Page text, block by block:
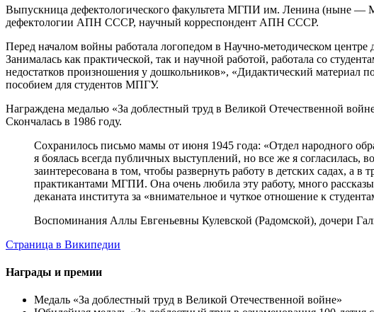
Выпускница дефектологического факультета МГПИ им. Ленина (ныне —
дефектологии АПН СССР, научный корреспондент АПН СССР.
Перед началом войны работала логопедом в Научно-методическом
Занималась как практической, так и научной работой, работала со
недостатков произношения у дошкольников», «Дидактический материал
пособием для студентов МПГУ.
Награждена медалью «За доблестный труд в Великой Отечественной
Скончалась в 1986 году.
Сохранилось письмо мамы от июня 1945 года: «Отдел народного
я боялась всегда публичных выступлений, но все же я согласилась,
заинтересована в том, чтобы развернуть работу в детских садах, а
практикантами МГПИ. Она очень любила эту работу, много
деканата института за «внимательное и чуткое отношение к
Воспоминания Аллы Евгеньевны Кулевской (Радомской), дочери
Страница в Википедии
Награды и премии
Медаль «За доблестный труд в Великой Отечественной войне»